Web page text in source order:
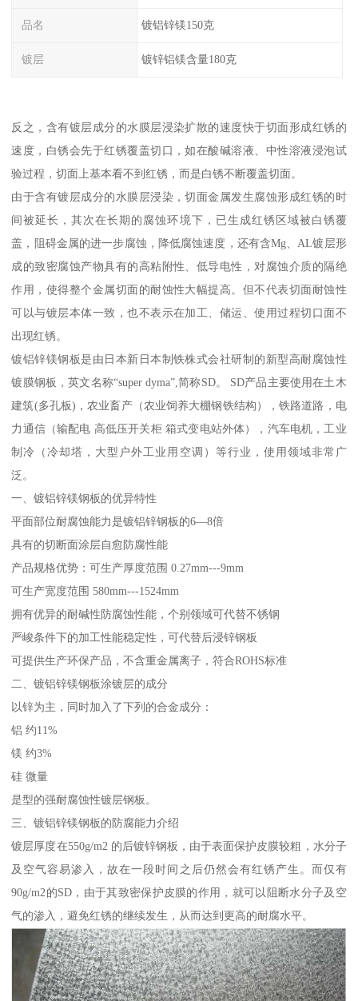
品名 镀铝锌镁150克
镀层 镀锌铝镁含量180克
反之，含有镀层成分的水膜层浸染扩散的速度快于切面形成红锈的
速度，白锈会先于红锈覆盖切口，如在酸碱溶液、中性溶液浸泡试
验过程，切面上基本看不到红锈，而是白锈不断覆盖切面。
由于含有镀层成分的水膜层浸染，切面金属发生腐蚀形成红锈的时
间被延长，其次在长期的腐蚀环境下，已生成红锈区域被白锈覆
盖，阻碍金属的进一步腐蚀，降低腐蚀速度，还有含Mg、AL镀层形
成的致密腐蚀产物具有的高粘附性、低导电性，对腐蚀介质的隔绝
作用，使得整个金属切面的耐蚀性大幅提高。但不代表切面耐蚀性
可以与镀层本体一致，也不表示在加工、储运、使用过程切口面不
出现红锈。
镀铝锌镁钢板是由日本新日本制铁株式会社研制的新型高耐腐蚀性
镀膜钢板，英文名称“super dyma”,简称SD。 SD产品主要使用在土木
建筑(多孔板)，农业畜产（农业饲养大棚钢铁结构），铁路道路，电
力通信（输配电 高低压开关柜 箱式变电站外体），汽车电机，工业
制冷（冷却塔，大型户外工业用空调）等行业，使用领域非常广
泛。
一、镀铝锌镁钢板的优异特性
平面部位耐腐蚀能力是镀铝锌钢板的6—8倍
具有的切断面涂层自愈防腐性能
产品规格优势：可生产厚度范围 0.27mm---9mm
可生产宽度范围 580mm---1524mm
拥有优异的耐碱性防腐蚀性能，个别领域可代替不锈钢
严峻条件下的加工性能稳定性，可代替后浸锌钢板
可提供生产环保产品，不含重金属离子，符合ROHS标准
二、镀铝锌镁钢板涂镀层的成分
以锌为主，同时加入了下列的合金成分：
铝 约11%
镁 约3%
硅 微量
是型的强耐腐蚀性镀层钢板。
三、镀铝锌镁钢板的防腐能力介绍
镀层厚度在550g/m2 的后镀锌钢板，由于表面保护皮膜较粗，水分子
及空气容易渗入，故在一段时间之后仍然会有红锈产生。而仅有
90g/m2的SD，由于其致密保护皮膜的作用，就可以阻断水分子及空
气的渗入，避免红锈的继续发生，从而达到更高的耐腐水平。